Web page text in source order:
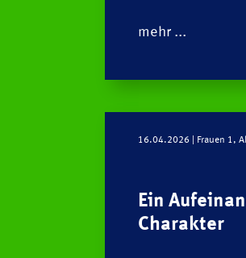
mehr ...
16.04.2026 | Frauen 1,
Ein
Charakter